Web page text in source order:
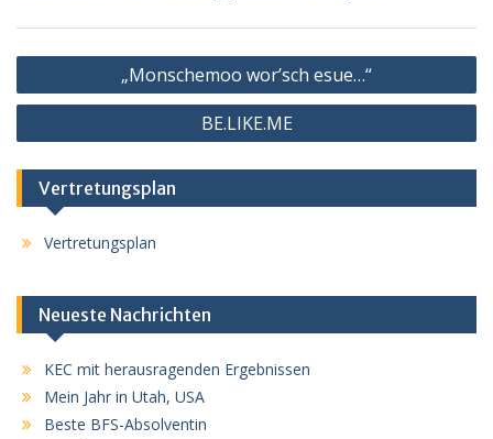
Beitragsnavigation
„Monschemoo wor’sch esue…“
BE.LIKE.ME
Vertretungsplan
Vertretungsplan
Neueste Nachrichten
KEC mit herausragenden Ergebnissen
Mein Jahr in Utah, USA
Beste BFS-Absolventin